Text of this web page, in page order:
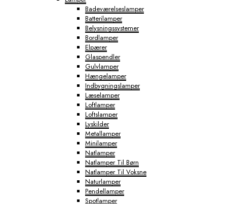
Badeværelseslamper
Batterilamper
Belysningssystemer
Bordlamper
Elpærer
Glaspendler
Gulvlamper
Hængelamper
Indbygningslamper
Læselamper
Loftlamper
Loftslamper
Lyskilder
Metallamper
Minilamper
Natlamper
Natlamper Til Børn
Natlamper Til Voksne
Naturlamper
Pendellamper
Spotlamper